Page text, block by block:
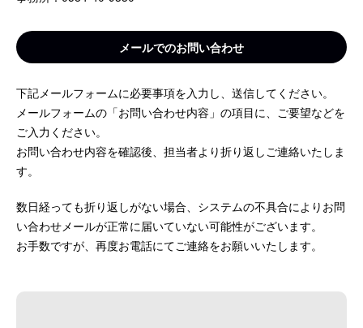
メールでのお問い合わせ
下記メールフォームに必要事項を入力し、送信してください。
メールフォームの「お問い合わせ内容」の項目に、ご要望などを
ご入力ください。
お問い合わせ内容を確認後、担当者より折り返しご連絡いたしま
す。
数日経っても折り返しがない場合、システムの不具合によりお問
い合わせメールが正常に届いていない可能性がございます。
お手数ですが、再度お電話にてご連絡をお願いいたします。